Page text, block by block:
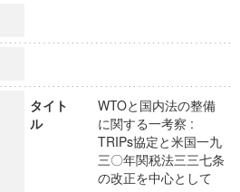
タイト
ル
WTOと国内法の整備
に関する一考察 :
TRIPs協定と米国一九
三〇年関税法三三七条
の改正を中心として